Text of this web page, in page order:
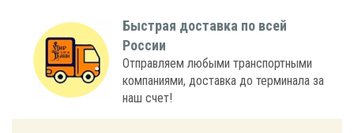
Быстрая доставка по всей
России
Отправляем любыми транспортными
компаниями, доставка до терминала за
наш счет!